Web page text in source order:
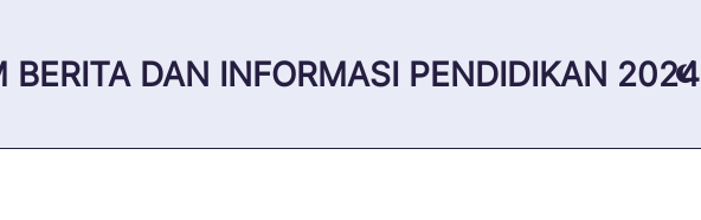
BERITA DAN INFORMASI PENDIDIKAN 2024